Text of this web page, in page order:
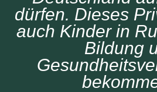
dürfen. Dieses
auch Kinder in
Bildung